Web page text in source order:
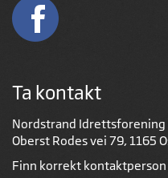
Ta kontakt
Nordstrand Idrettsforening
Oberst Rodes vei 79, 1165
Finn korrekt kontaktperson